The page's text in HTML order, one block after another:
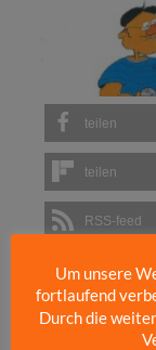
teilen
teilen
RSS-feed
Kategorien:
Um unsere
fortlaufend
Durch die